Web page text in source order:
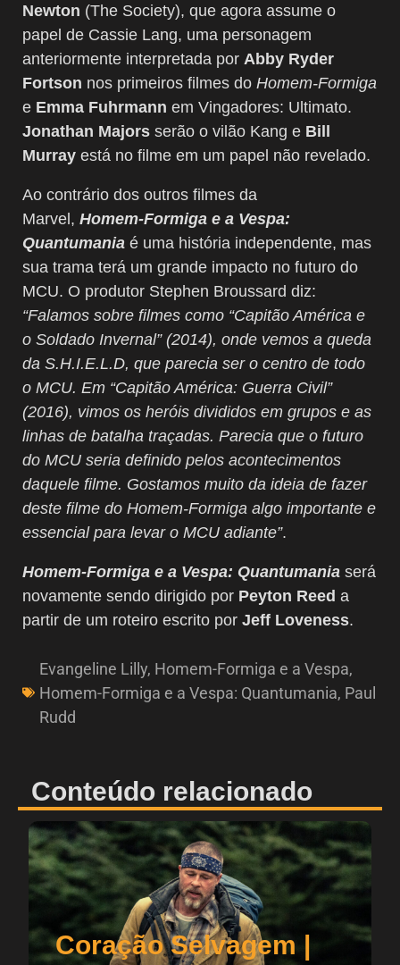
Newton (The Society), que agora assume o
papel de Cassie Lang, uma personagem
anteriormente interpretada por Abby Ryder
Fortson nos primeiros filmes do Homem-Formiga
e Emma Fuhrmann em Vingadores: Ultimato.
Jonathan Majors serão o vilão Kang e Bill
Murray está no filme em um papel não revelado.
Ao contrário dos outros filmes da
Marvel, Homem-Formiga e a Vespa:
Quantumania é uma história independente, mas
sua trama terá um grande impacto no futuro do
MCU. O produtor Stephen Broussard diz:
“Falamos sobre filmes como “Capitão América e
o Soldado Invernal” (2014), onde vemos a queda
da S.H.I.E.L.D, que parecia ser o centro de todo
o MCU. Em “Capitão América: Guerra Civil”
(2016), vimos os heróis divididos em grupos e as
linhas de batalha traçadas. Parecia que o futuro
do MCU seria definido pelos acontecimentos
daquele filme. Gostamos muito da ideia de fazer
deste filme do Homem-Formiga algo importante e
essencial para levar o MCU adiante”.
Homem-Formiga e a Vespa: Quantumania será
novamente sendo dirigido por Peyton Reed a
partir de um roteiro escrito por Jeff Loveness.
Evangeline Lilly, Homem-Formiga e a Vespa,
Homem-Formiga e a Vespa: Quantumania, Paul
Rudd
Conteúdo relacionado
Coração Selvagem |